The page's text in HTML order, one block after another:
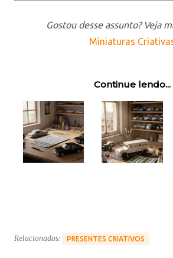
Gostou desse assunto? Veja
Miniaturas
Continue lendo...
Relacionados: PRESENTES CRIATIVOS